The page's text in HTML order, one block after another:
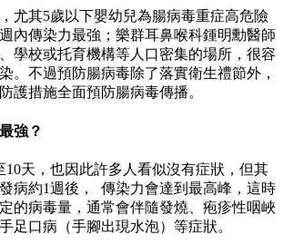
尤其5歲以下嬰幼兒為腸病毒重症高危險
內傳染力最強；樂群耳鼻喉科鍾明勳醫師
學校或托育機構等人口密集的場所，很容
。不過預防腸病毒除了落實衛生禮節外，
護措施全面預防腸病毒傳播。
強？
10天，也因此許多人看似沒有症狀，但其
病約1週後， 傳染力會達到最高峰，這時
的病毒量，通常會伴隨發燒、疱疹性咽峽
足口病（手腳出現水泡）等症狀。